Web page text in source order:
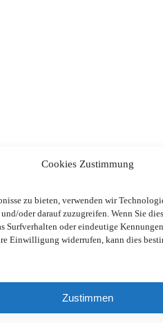
Cookies Zustimmung
zu bieten, verwenden wir
oder darauf zuzugreifen. Wenn Sie
Surfverhalten oder eindeutige
Einwilligung widerrufen, kann dies
Zustimmen